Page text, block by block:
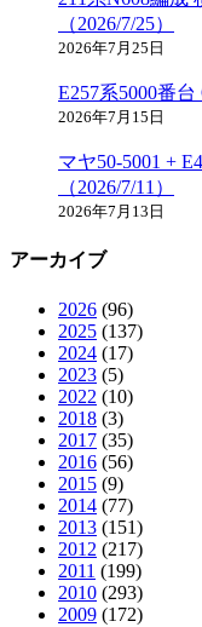
（2026/7/25）
2026年7月25日
E257系5000番台
2026年7月15日
マヤ50-5001 +
（2026/7/11）
2026年7月13日
アーカイブ
2026 (96)
2025 (137)
2024 (17)
2023 (5)
2022 (10)
2018 (3)
2017 (35)
2016 (56)
2015 (9)
2014 (77)
2013 (151)
2012 (217)
2011 (199)
2010 (293)
2009 (172)